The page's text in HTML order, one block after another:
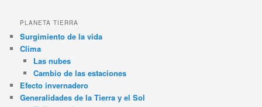
PLANETA TIERRA
Surgimiento de la vida
Clima
Las nubes
Cambio de las estaciones
Efecto invernadero
Generalidades de la Tierra y el Sol